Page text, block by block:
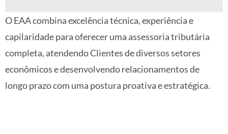
O EAA combina excelência técnica, experiência e
capilaridade para oferecer uma assessoria tributária
completa, atendendo Clientes de diversos setores
econômicos e desenvolvendo relacionamentos de
longo prazo com uma postura proativa e estratégica.